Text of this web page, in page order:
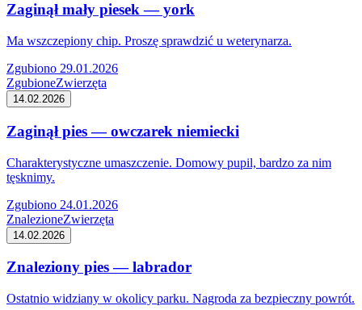
Zaginął mały piesek — york
Ma wszczepiony chip. Proszę sprawdzić u weterynarza.
Zgubiono 29.01.2026
ZgubioneZwierzęta
14.02.2026
Zaginął pies — owczarek niemiecki
Charakterystyczne umaszczenie. Domowy pupil, bardzo za nim
tęsknimy.
Zgubiono 24.01.2026
ZnalezioneZwierzęta
14.02.2026
Znaleziony pies — labrador
Ostatnio widziany w okolicy parku. Nagroda za bezpieczny powrót.